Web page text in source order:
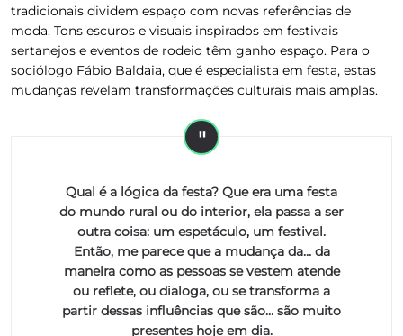
tradicionais dividem espaço com novas referências de
moda. Tons escuros e visuais inspirados em festivais
sertanejos e eventos de rodeio têm ganho espaço. Para o
sociólogo Fábio Baldaia, que é especialista em festa, estas
mudanças revelam transformações culturais mais amplas.
Qual é a lógica da festa? Que era uma festa
do mundo rural ou do interior, ela passa a ser
outra coisa: um espetáculo, um festival.
Então, me parece que a mudança da… da
maneira como as pessoas se vestem atende
ou reflete, ou dialoga, ou se transforma a
partir dessas influências que são… são muito
presentes hoje em dia.